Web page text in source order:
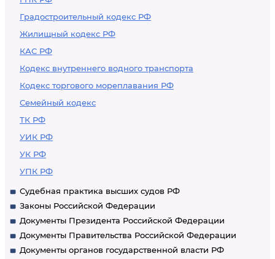
Градостроительный кодекс РФ
Жилищный кодекс РФ
КАС РФ
Кодекс внутреннего водного транспорта
Кодекс торгового мореплавания РФ
Семейный кодекс
ТК РФ
УИК РФ
УК РФ
УПК РФ
Судебная практика высших судов РФ
Законы Российской Федерации
Документы Президента Российской Федерации
Документы Правительства Российской Федерации
Документы органов государственной власти РФ